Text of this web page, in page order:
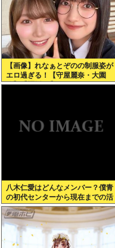
【画像】れなぁとぞのの制服姿が
エロ過ぎる！【守屋麗奈・大園
玲】【櫻坂46】
八木仁愛はどんなメンバー？僕青
の初代センターから現在までの活
動を紹介